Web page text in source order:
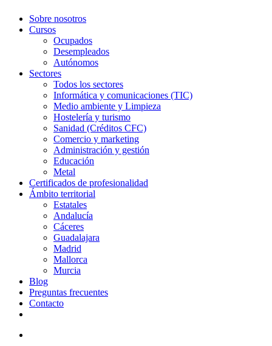
Sobre nosotros
Cursos
Ocupados
Desempleados
Autónomos
Sectores
Todos los sectores
Informática y comunicaciones (TIC)
Medio ambiente y Limpieza
Hostelería y turismo
Sanidad (Créditos CFC)
Comercio y marketing
Administración y gestión
Educación
Metal
Certificados de profesionalidad
Ámbito territorial
Estatales
Andalucía
Cáceres
Guadalajara
Madrid
Mallorca
Murcia
Blog
Preguntas frecuentes
Contacto